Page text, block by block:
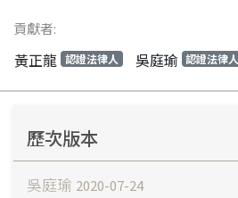
貢獻者:
黃正龍 認證法律人 吳庭瑜 認證法律人
歷次版本
吳庭瑜 2020-07-24